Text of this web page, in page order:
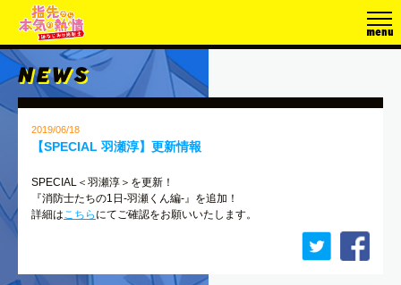
2019/06/18
【SPECIAL 羽瀬淳】更新情報
SPECIAL＜羽瀬淳＞を更新！
『消防士たちの1日-羽瀬くん編-』を追加！
詳細は こちら にてご確認をお願いいたします。